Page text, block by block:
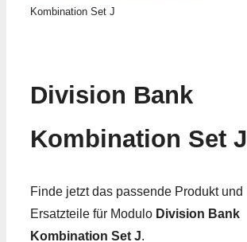
Kombination Set J
Division Bank
Kombination Set J
Finde jetzt das passende Produkt und
Ersatzteile für Modulo Division Bank
Kombination Set J.